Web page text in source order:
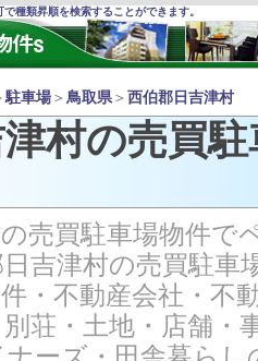
種類昇順を検索することができます。
駐車場 ＞ 鳥取県＞ 西伯郡日吉津村
村の売買
売買駐車場物件で
吉津村の売買駐
・不動産会社・不
荘・土地・店舗・